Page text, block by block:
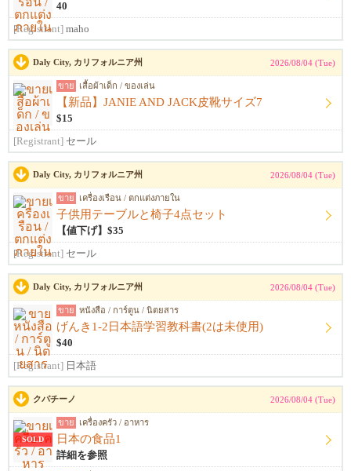
40
[Registrant] maho
Daly City, カリフォルニア州 2026/08/04 (Tue)
ขาย เสื้อผ้าเด็ก / ของเล่น
【新品】JANIE AND JACK皮靴サイズ7
$15
[Registrant] セール
Daly City, カリフォルニア州 2026/08/04 (Tue)
ขาย เครื่องเรือน / ตกแต่งภายใน
子供用テーブルと椅子4点セット
【値下げ】$35
[Registrant] セール
Daly City, カリフォルニア州 2026/08/04 (Tue)
ขาย หนังสือ / การ์ตูน / นิตยสาร
げんき1-2日本語学習教科書(2は未使用)
$40
[Registrant] 日本語
クパチーノ 2026/08/04 (Tue)
SOLD
ขาย เครื่องครัว / อาหาร
日本の食品1
詳細を参照